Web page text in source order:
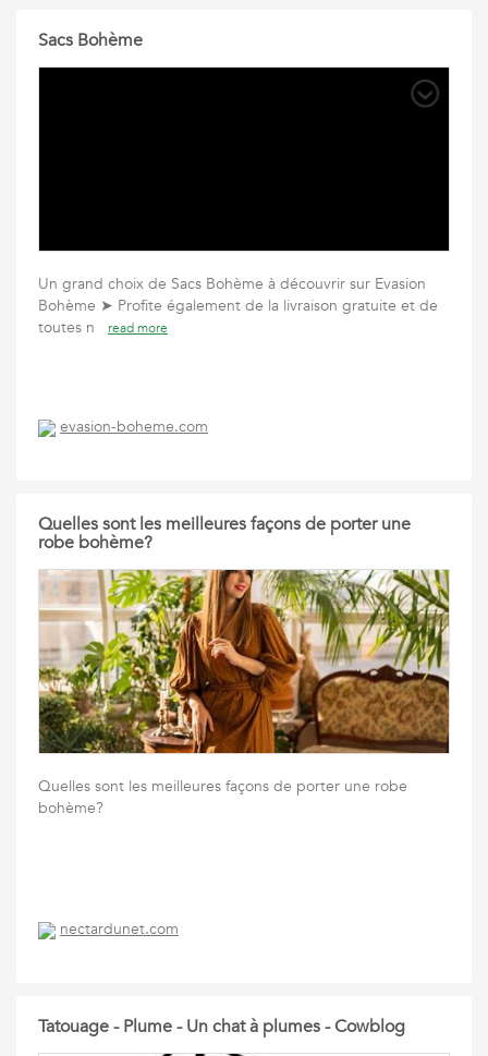
Sacs Bohème
Un grand choix de Sacs Bohème à découvrir sur Evasion
Bohème ➤ Profite également de la livraison gratuite et de
toutes n
read more
evasion-boheme.com
Quelles sont les meilleures façons de porter une
robe bohème?
Quelles sont les meilleures façons de porter une robe
bohème?
nectardunet.com
Tatouage - Plume - Un chat à plumes - Cowblog